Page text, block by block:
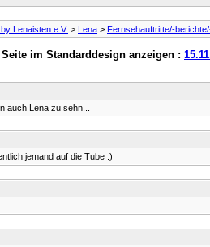
Lenaisten e.V. > Lena > Fernsehauftritte/-
im Standarddesign anzeigen :
auch Lena zu sehn...
jemand auf die Tube :)